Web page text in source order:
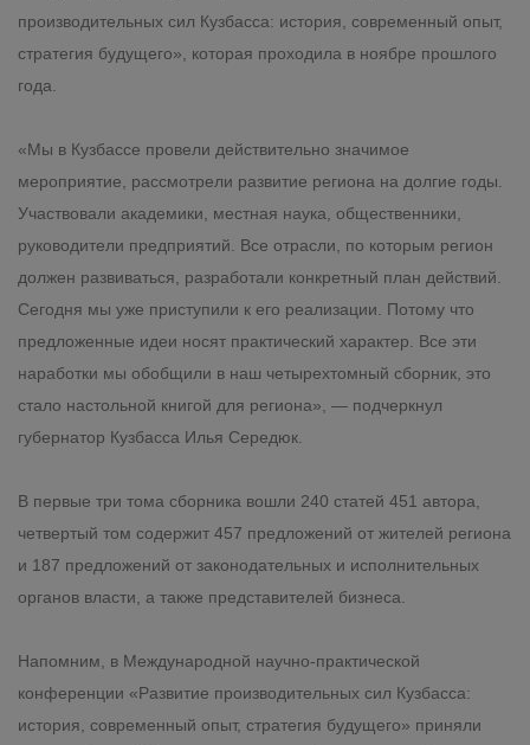
производительных сил Кузбасса: история, современный опыт,
стратегия будущего», которая проходила в ноябре прошлого
года.
«Мы в Кузбассе провели действительно значимое
мероприятие, рассмотрели развитие региона на долгие годы.
Участвовали академики, местная наука, общественники,
руководители предприятий. Все отрасли, по которым регион
должен развиваться, разработали конкретный план действий.
Сегодня мы уже приступили к его реализации. Потому что
предложенные идеи носят практический характер. Все эти
наработки мы обобщили в наш четырехтомный сборник, это
стало настольной книгой для региона», — подчеркнул
губернатор Кузбасса Илья Середюк.
В первые три тома сборника вошли 240 статей 451 автора,
четвертый том содержит 457 предложений от жителей региона
и 187 предложений от законодательных и исполнительных
органов власти, а также представителей бизнеса.
Напомним, в Международной научно-практической
конференции «Развитие производительных сил Кузбасса:
история, современный опыт, стратегия будущего» приняли